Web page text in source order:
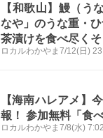
【和歌山】鰻（う
なや」のうな重・
茶漬けを食べ尽くそ
ロカルわかやま 7/12(日)
【海南ハレアメ】
報！ 参加無料「食
ロカルわかやま 7/8(水) 7:02